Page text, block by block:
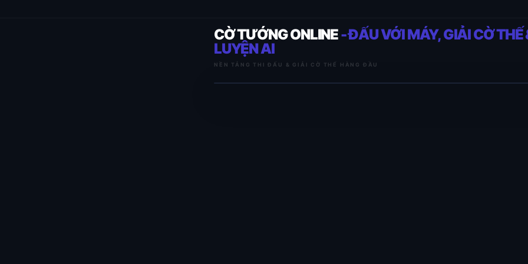
CỜ TƯỚNG ONLINE- ĐẤU VỚI MÁY, GIẢI CỜ THẾ
LUYỆN AI
NỀN TẢNG THI ĐẤU & GIẢI CỜ THẾ HÀNG ĐẦU